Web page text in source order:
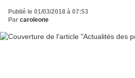
Publié le 01/03/2018 à 07:53
Par caroleone